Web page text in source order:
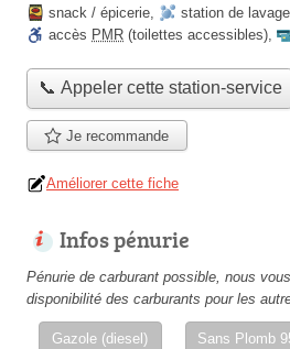
snack / épicerie, station de lavage
accès PMR (toilettes accessibles),
📞 Appeler cette station-service
Je recommande
Améliorer cette fiche
Infos pénurie
Pénurie de carburant possible, nous
disponibilité des carburants pour les
Gazole (diesel) Sans Plomb